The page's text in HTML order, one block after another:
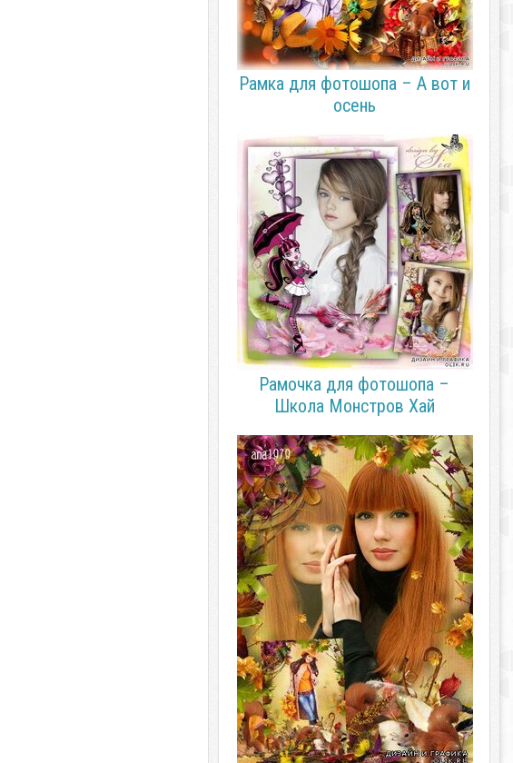
Рамка для фотошопа – А вот и
осень
Рамочка для фотошопа –
Школа Монстров Хай